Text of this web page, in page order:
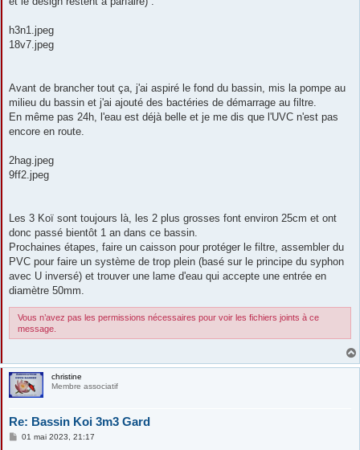
h3n1.jpeg
18v7.jpeg
Avant de brancher tout ça, j'ai aspiré le fond du bassin, mis la pompe au
milieu du bassin et j'ai ajouté des bactéries de démarrage au filtre.
En même pas 24h, l'eau est déjà belle et je me dis que l'UVC n'est pas
encore en route.
2hag.jpeg
9ff2.jpeg
Les 3 Koï sont toujours là, les 2 plus grosses font environ 25cm et ont
donc passé bientôt 1 an dans ce bassin.
Prochaines étapes, faire un caisson pour protéger le filtre, assembler du
PVC pour faire un système de trop plein (basé sur le principe du syphon
avec U inversé) et trouver une lame d'eau qui accepte une entrée en
diamètre 50mm.
Vous n’avez pas les permissions nécessaires pour voir les fichiers joints à ce
message.
christine
Membre associatif
Re: Bassin Koi 3m3 Gard
M01 mai 2023, 21:17